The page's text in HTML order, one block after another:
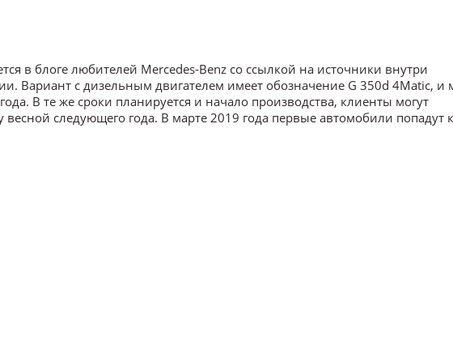
в блоге любителей Mercedes-Benz со ссылкой на источники внутри
Вариант с дизельным двигателем имеет обозначение G 350d 4Matic, и
года. В те же сроки планируется и начало производства, клиенты могут
весной следующего года. В марте 2019 года первые автомобили попадут к